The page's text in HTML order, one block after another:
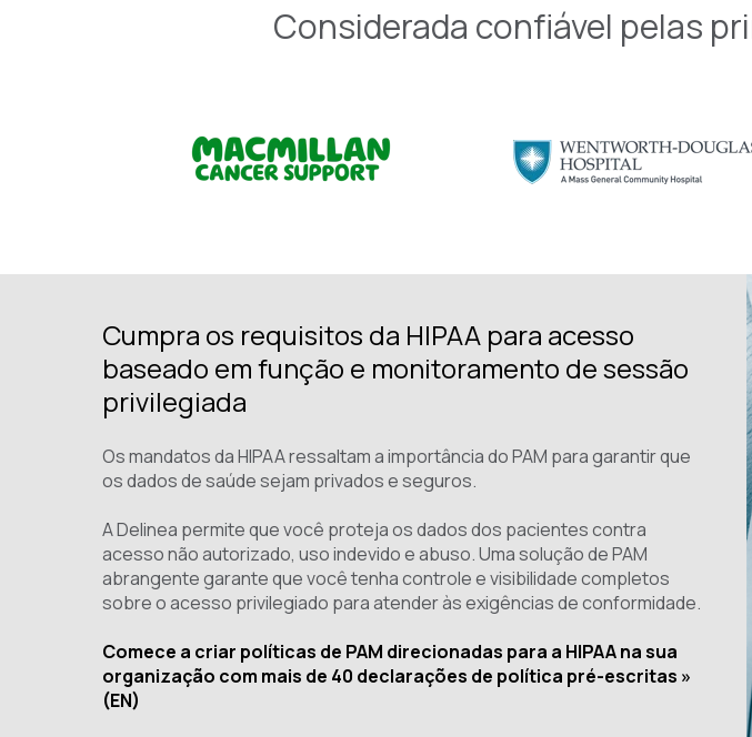
Considerada confiável pelas
Cumpra os requisitos da HIPAA para acesso
baseado em função e monitoramento de sessão
privilegiada
Os mandatos da HIPAA ressaltam a importância do PAM para garantir que
os dados de saúde sejam privados e seguros.
A Delinea permite que você proteja os dados dos pacientes contra
acesso não autorizado, uso indevido e abuso. Uma solução de PAM
abrangente garante que você tenha controle e visibilidade completos
sobre o acesso privilegiado para atender às exigências de conformidade.
Comece a criar políticas de PAM direcionadas para a HIPAA na sua
organização com mais de 40 declarações de política pré-escritas »
(EN)